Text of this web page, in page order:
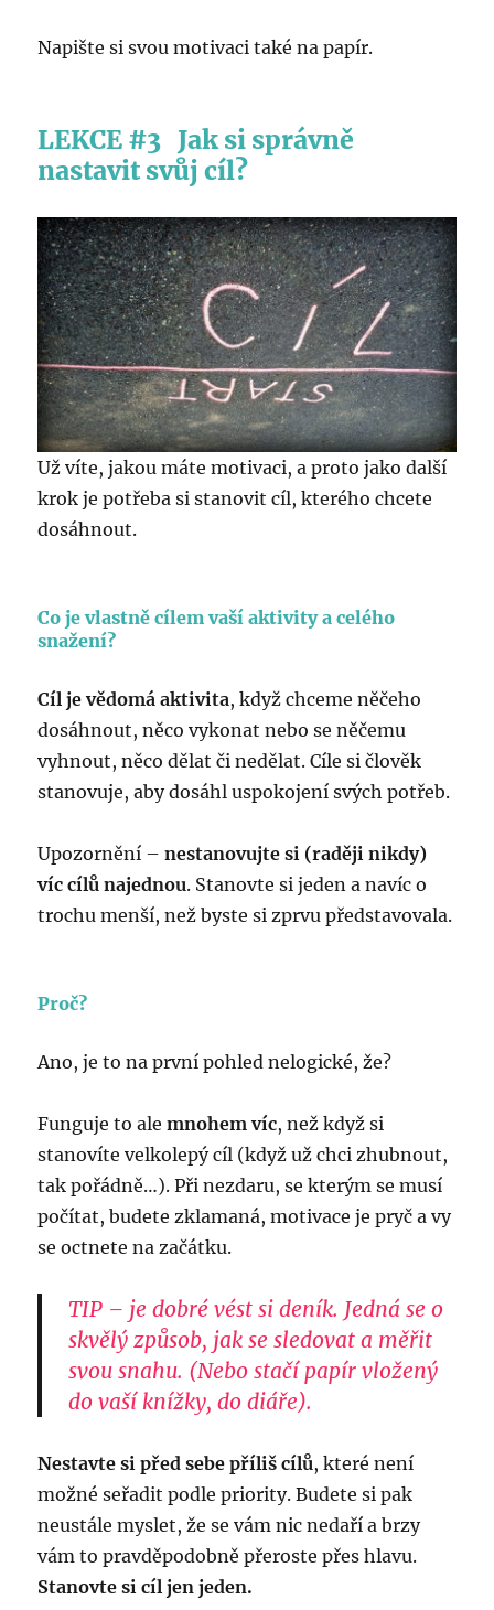
Napište si svou motivaci také na papír.
LEKCE #3 Jak si správně
nastavit svůj cíl?
Už víte, jakou máte motivaci, a proto jako další
krok je potřeba si stanovit cíl, kterého chcete
dosáhnout.
Co je vlastně cílem vaší aktivity a celého
snažení?
Cíl je vědomá aktivita, když chceme něčeho
dosáhnout, něco vykonat nebo se něčemu
vyhnout, něco dělat či nedělat. Cíle si člověk
stanovuje, aby dosáhl uspokojení svých potřeb.
Upozornění –nestanovujte si (raději nikdy)
víc cílů najednou. Stanovte si jeden a navíc o
trochu menší, než byste si zprvu představovala.
Proč?
Ano, je to na první pohled nelogické, že?
Funguje to ale mnohem víc, než když si
stanovíte velkolepý cíl (když už chci zhubnout,
tak pořádně…). Při nezdaru, se kterým se musí
počítat, budete zklamaná, motivace je pryč a vy
se octnete na začátku.
TIP – je dobré vést si deník. Jedná se o
skvělý způsob, jak se sledovat a měřit
svou snahu. (Nebo stačí papír vložený
do vaší knížky, do diáře).
Nestavte si před sebe příliš cílů, které není
možné seřadit podle priority. Budete si pak
neustále myslet, že se vám nic nedaří a brzy
vám to pravděpodobně přeroste přes hlavu.
Stanovte si cíl jen jeden.